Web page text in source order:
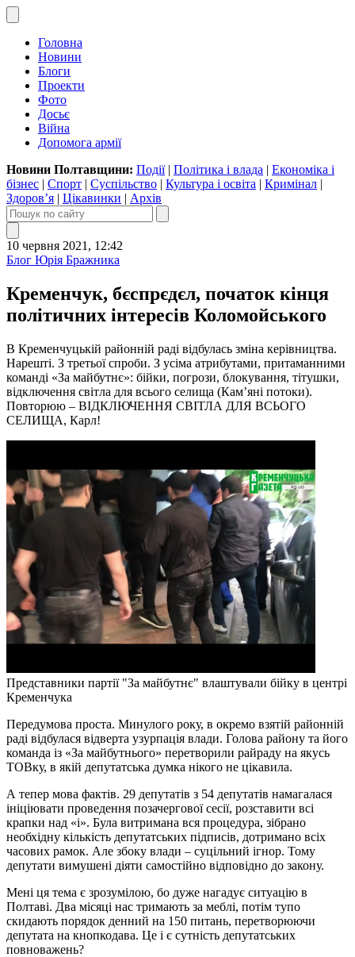
Головна
Новини
Блоги
Проекти
Фото
Досьє
Війна
Допомога армії
Новини Полтавщини: Події| Політика і влада | Економіка і
бізнес | Спорт | Суспільство | Культура і освіта | Кримінал |
Здоров’я | Цікавинки | Архів
10 червня 2021, 12:42
Блог Юрія Бражника
Кременчук, бєспрєдєл, початок кінця
політичних інтересів Коломойського
В Кременчуцькій районній раді відбулась зміна керівництва.
Нарешті. З третьої спроби. З усіма атрибутами, притаманними
команді «За майбутнє»: бійки, погрози, блокування, тітушки,
відключення світла для всього селища (Кам’яні потоки).
Повторюю – ВІДКЛЮЧЕННЯ СВІТЛА ДЛЯ ВСЬОГО
СЕЛИЩА, Карл!
Представники партії "За майбутнє" влаштували бійку в центрі
Кременчука
Передумова проста. Минулого року, в окремо взятій районній
раді відбулася відверта узурпація влади. Голова району та його
команда із «За майбутнього» перетворили райраду на якусь
ТОВку, в якій депутатська думка нікого не цікавила.
А тепер мова фактів. 29 депутатів з 54 депутатів намагалася
ініціювати проведення позачергової сесії, розставити всі
крапки над «і». Була витримана вся процедура, зібрано
необхідну кількість депутатських підписів, дотримано всіх
часових рамок. Але збоку влади – суцільний ігнор. Тому
депутати вимушені діяти самостійно відповідно до закону.
Мені ця тема є зрозумілою, бо дуже нагадує ситуацію в
Полтаві. Два місяці нас тримають за меблі, потім тупо
скидають порядок денний на 150 питань, перетворюючи
депутата на кнопкодава. Це і є сутність депутатських
повноважень?